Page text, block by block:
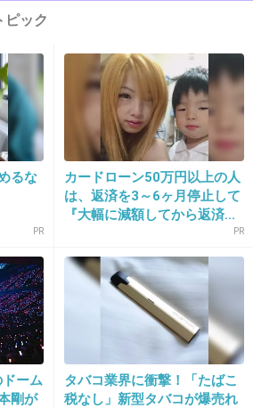
+83 -205
言えるKinKi Kids好き
+1706 -25
ピック
るな
PR
カードローン50万円以上の人
は、返済を3～6ヶ月停止して
『大幅に減額してから返済...
PR
ーム
剛が
タバコ業界に衝撃！「たばこ
税なし」新型タバコが爆売れ